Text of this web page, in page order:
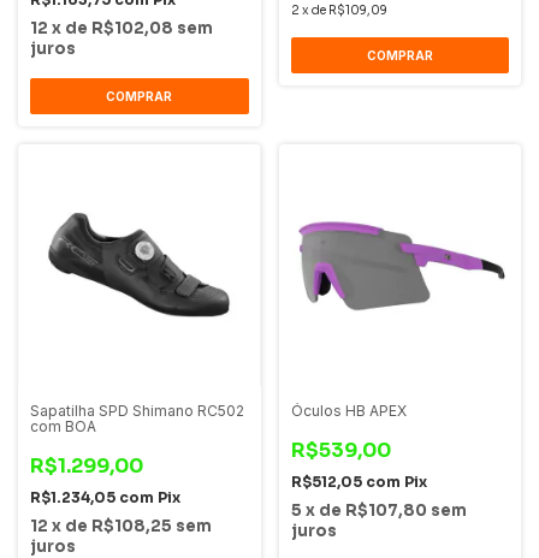
12 x de R$102,08 sem
juros
COMPRAR
2 x de R$109,09
COMPRAR
Sapatilha SPD Shimano RC502
com BOA
R$1.299,00
R$1.234,05 com Pix
12 x de R$108,25 sem
juros
Óculos HB APEX
R$539,00
R$512,05 com Pix
5 x de R$107,80 sem
juros